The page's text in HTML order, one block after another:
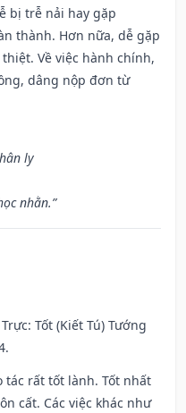
bị trễ nải hay gặp
thành. Hơn nữa, dễ gặp
Về việc hành chính,
dâng nộp đơn từ
ly
nhằn.”
Tốt (Kiết Tú) Tướng
tác rất tốt lành. Tốt nhất
cất. Các việc khác như